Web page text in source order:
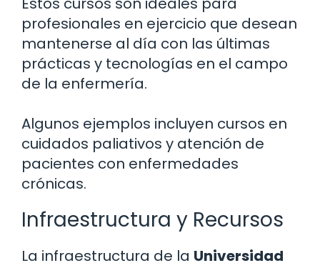
profesionales en ejercicio que desean
mantenerse al día con las últimas
prácticas y tecnologías en el campo
de la enfermería.
Algunos ejemplos incluyen cursos en
cuidados paliativos y atención de
pacientes con enfermedades
crónicas.
Infraestructura y Recursos
La infraestructura de la Universidad